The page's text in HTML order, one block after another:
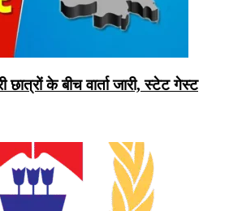
के बीच वार्ता जारी, स्टेट गेस्ट